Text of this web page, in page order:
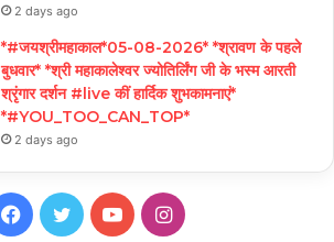
2 days ago
*#जयश्रीमहाकाल*05-08-2026* *श्रावण के पहले
बुधवार* *श्री महाकालेश्वर ज्योतिर्लिंग जी के भस्म आरती
श्रृंगार दर्शन #live कीं हार्दिक शुभकामनाएं*
*#YOU_TOO_CAN_TOP*
2 days ago
Facebook
TwitterYouTubeInstagram